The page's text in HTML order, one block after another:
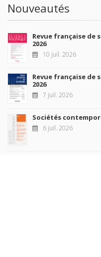
Nouveautés
Revue française de
2026
10 juil. 2026
Revue française de
2026
7 juil. 2026
Sociétés
6 juil. 2026